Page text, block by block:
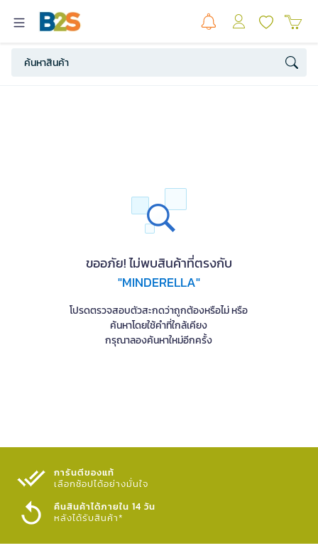
ขออภัย! ไม่พบสินค้าที่ตรงกับ
"MINDERELLA"
โปรดตรวจสอบตัวสะกดว่าถูกต้องหรือไม่ หรือ
ค้นหาโดยใช้คำที่ใกล้เคียง
กรุณาลองค้นหาใหม่อีกครั้ง
การันตีของแท้
เลือกช้อปได้อย่างมั่นใจ​
คืนสินค้าได้ภายใน 14 วัน
หลังได้รับสินค้า*